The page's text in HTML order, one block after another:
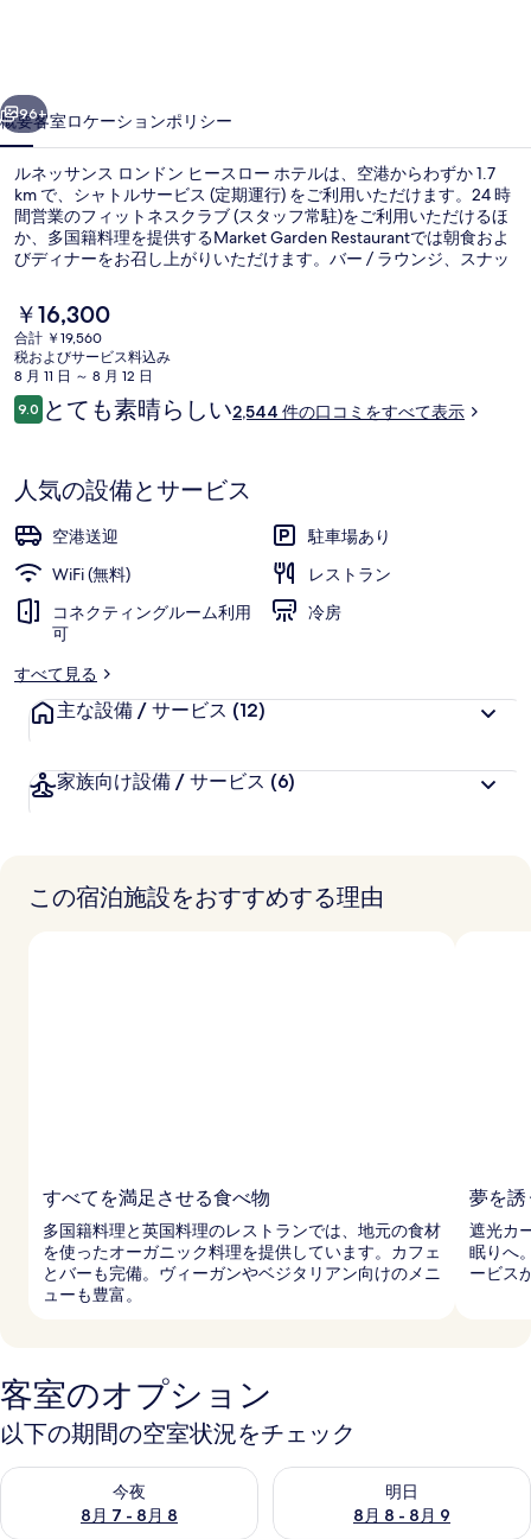
ン
ド
ン
ヒ
ー
ス
ロ
ー
ホ
ル
の
写
真
ャ
次へ
96+
概要客室ロケーションポリシー
ルネッサンス ロンドン ヒースロー ホテルは、空港からわずか 1.7
km で、シャトルサービス (定期運行) をご利用いただけます。24 時
間営業のフィットネスクラブ (スタッフ常駐)をご利用いただけるほ
か、多国籍料理を提供するMarket Garden Restaurantでは朝食およ
びディナーをお召し上がりいただけます。バー / ラウンジ、スナッ
心地の良いベッドや親切なスタッフを高く評価しています。
現
在
の
料
金
は
す
￥16,300
合計 ￥19,560
税およびサービス料込み
8 月 11 日 ～ 8 月 12 日
口
コ
9.010段階中9.0
とても素晴らしい2,544 件の口コミをすべて表示
人気の設備とサービス
空港送迎
駐車場あり
WiFi (無料)
レストラン
コネクティングルーム利用
可
冷房
すべて見る
主な設備 / サービス (12)
家族向け設備 / サービス (6)
この宿泊施設をおすすめする理由
すべてを満足させる食べ物
多国籍料理と英国料理のレストランでは、地元の食材
を使ったオーガニック料理を提供しています。カフェ
とバーも完備。ヴィーガンやベジタリアン向けのメニ
ューも豊富。
夢を誘
遮光カ
眠りへ
ービス
客室のオプション
以下の期間の空室状況をチェック
今夜
8月 7 - 8月 8
今夜 8月 7 - 8月 8 の空室状況をチェック
明日
8月 8 - 8月 9
明日 8月 8 - 8月 9 の空室状況